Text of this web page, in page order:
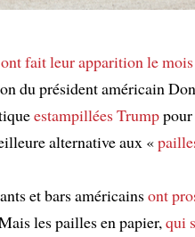
ont fait leur apparition le
du président américain
estampillées Trump
alternative aux «
et bars américainsont
les pailles en papier,qui